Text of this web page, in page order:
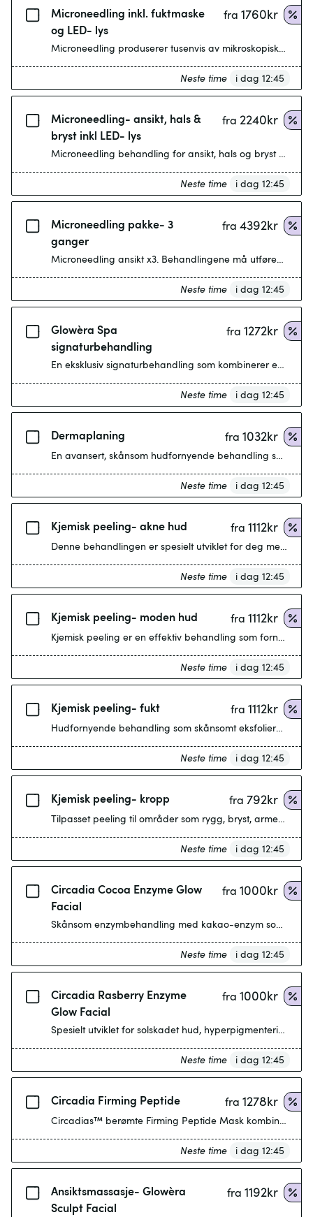
Microneedling inkl. fuktmaske
og LED- lys
fra 1760kr
Microneedling produserer tusenvis av mikroskopiske
Neste time i dag 12:45
Microneedling- ansikt, hals &
bryst inkl LED- lys
fra 2240kr
Microneedling behandling for ansikt, hals og bryst som
Neste time i dag 12:45
Microneedling pakke- 3
ganger
fra 4392kr
Microneedling ansikt x3. Behandlingene må utføres
Neste time i dag 12:45
Glowèra Spa
signaturbehandling
fra 1272kr
En eksklusiv signaturbehandling som kombinerer
Neste time i dag 12:45
Dermaplaning fra 1032kr
Neste time i dag 12:45
Kjemisk peeling- akne hud fra 1112kr
Denne behandlingen er spesielt utviklet for deg med
Neste time i dag 12:45
Kjemisk peeling- moden hud fra 1112kr
Kjemisk peeling er en effektiv behandling som fornyer
Neste time i dag 12:45
Kjemisk peeling- fukt fra 1112kr
Hudfornyende behandling som skånsomt eksfolierer
Neste time i dag 12:45
Kjemisk peeling- kropp fra 792kr
Tilpasset peeling til områder som rygg, bryst, armer eller
Neste time i dag 12:45
Circadia Cocoa Enzyme Glow
Facial
fra 1000kr
Neste time i dag 12:45
Circadia Rasberry Enzyme
Glow Facial
fra 1000kr
Neste time i dag 12:45
Circadia Firming Peptide fra 1278kr
Neste time i dag 12:45
Ansiktsmassasje- Glowèra
Sculpt Facial
fra 1192kr